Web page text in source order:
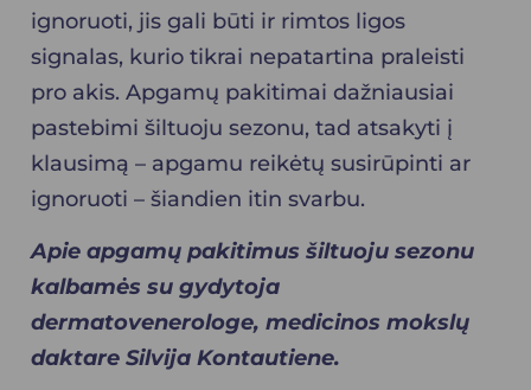
ignoruoti, jis gali būti ir rimtos ligos
signalas, kurio tikrai nepatartina praleisti
pro akis. Apgamų pakitimai dažniausiai
pastebimi šiltuoju sezonu, tad atsakyti į
klausimą – apgamu reikėtų susirūpinti ar
ignoruoti – šiandien itin svarbu.
Apie apgamų pakitimus šiltuoju sezonu
kalbamės su gydytoja
dermatovenerologe, medicinos mokslų
daktare Silvija Kontautiene.